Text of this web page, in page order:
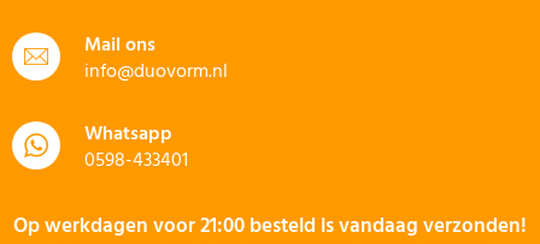
Mail ons
info@duovorm.nl
Whatsapp
0598-433401
Op werkdagen voor 21:00 besteld is vandaag verzonden!